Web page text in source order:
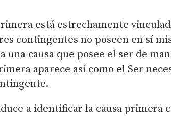
está estrechamente
contingentes no poseen en sí
una causa que posee el ser de
aparece así como el Ser
a identificar la causa primera